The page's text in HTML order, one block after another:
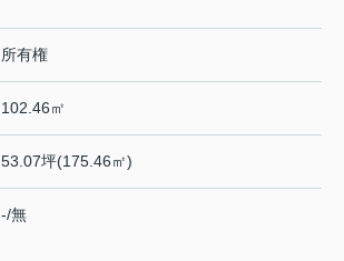
所有権
102.46㎡
53.07坪(175.46㎡)
-/無